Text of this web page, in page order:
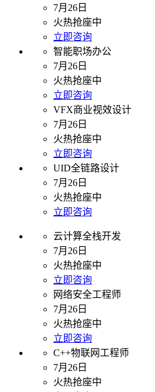
7月26日
火热抢座中
立即咨询
智能职场办公
7月26日
火热抢座中
立即咨询
VFX商业视效设计
7月26日
火热抢座中
立即咨询
UID全链路设计
7月26日
火热抢座中
立即咨询
云计算全栈开发
7月26日
火热抢座中
立即咨询
网络安全工程师
7月26日
火热抢座中
立即咨询
C++物联网工程师
7月26日
火热抢座中